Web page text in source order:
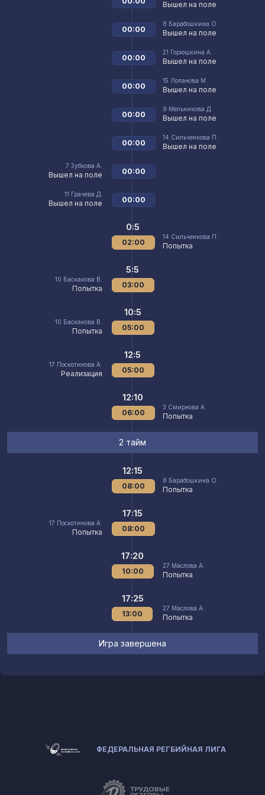
Вышел на поле
8 Барабошкина О.
Вышел на поле
00:00
21 Горюшкина А.
Вышел на поле
00:00
15 Лопанова М.
Вышел на поле
00:00
9 Мельникова Д.
Вышел на поле
00:00
14 Сильченкова П.
Вышел на поле
00:00
7 Зубкова А.
Вышел на поле 00:00
11 Грачева Д.
Вышел на поле 00:00
14 Сильченкова П.
Попытка
0:5
02:00
10 Баскакова В.
Попытка
5:5
03:00
10 Баскакова В.
Попытка
10:5
05:00
17 Поскотинова А.
Реализация
12:5
05:00
3 Смирнова А.
Попытка
12:10
06:00
2 тайм
8 Барабошкина О.
Попытка
12:15
08:00
17 Поскотинова А.
Попытка
17:15
08:00
27 Маслова А.
Попытка
17:20
10:00
27 Маслова А.
Попытка
17:25
13:00
Игра завершена
ФЕДЕРАЛЬНАЯ РЕГБИЙНАЯ ЛИГА